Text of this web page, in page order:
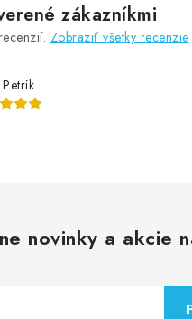
zákazníkmi
Zobraziť všetky recenzie
novinky a akcie